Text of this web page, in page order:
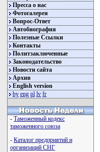
Пресса о нас
Фотогалерея
Вопрос-Ответ
Автобиография
Полезные Ссылки
Контакты
Политзаключенные
Законодательство
Новости сайта
Архив
English version
by eng pl lv fr
- Таможенный кодекс
таможенного союза
- Каталог предприятий и
организаций СНГ